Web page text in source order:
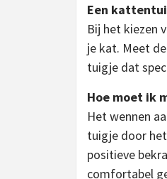
Een
Bij het kiezen
je kat. Meet
tuigje dat
Hoe moet ik
Het wennen
tuigje door
positieve
comfortabel